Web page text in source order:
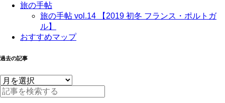
旅の手帖
旅の手帖 vol.14 【2019 初冬 フランス・ポルトガ
ル】
おすすめマップ
過去の記事